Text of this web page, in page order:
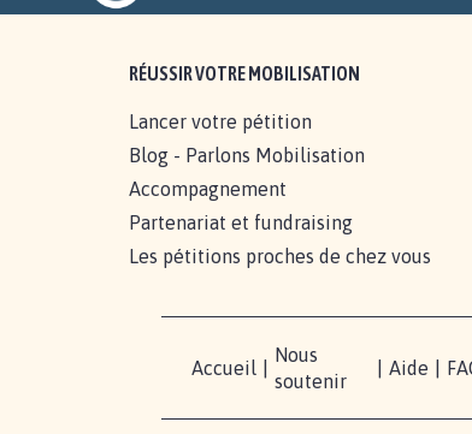
RÉUSSIR VOTRE MOBILISATION
Lancer votre pétition
Blog - Parlons Mobilisation
Accompagnement
Partenariat et fundraising
Les pétitions proches de chez vous
Accueil
Nous
soutenir
Aide